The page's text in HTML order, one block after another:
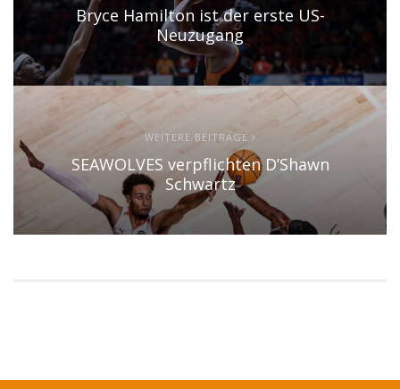
Bryce Hamilton ist der erste US-
Neuzugang
WEITERE BEITRÄGE
SEAWOLVES verpflichten D’Shawn
Schwartz